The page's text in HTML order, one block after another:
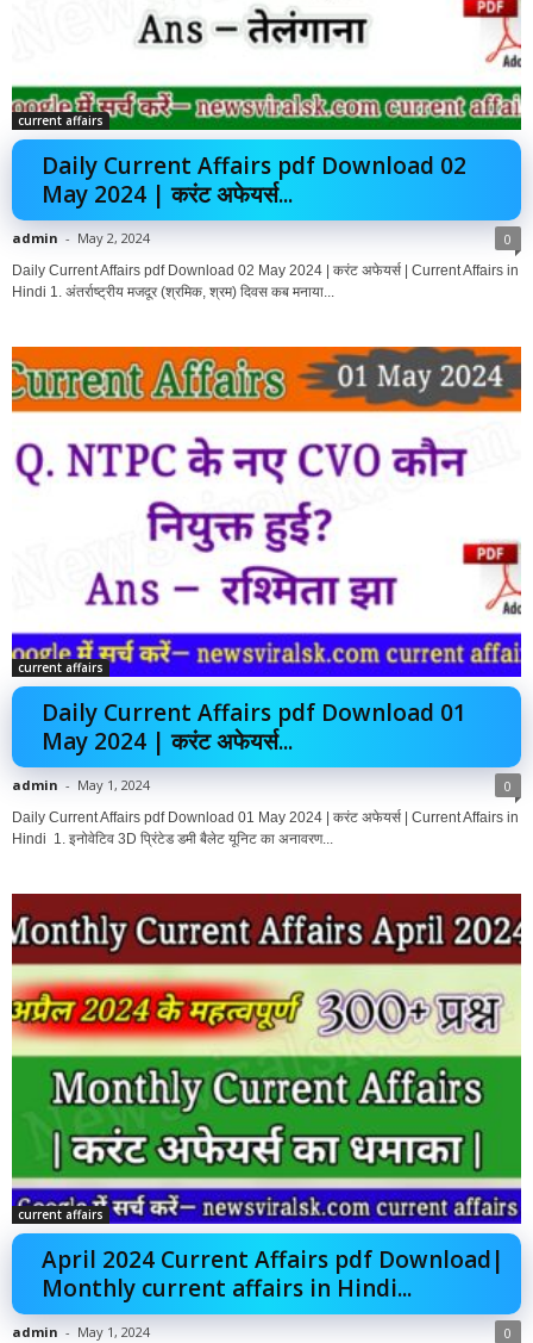
current affairs
Daily Current Affairs pdf Download 02
May 2024 | करंट अफेयर्स...
admin - May 2, 2024 0
Daily Current Affairs pdf Download 02 May 2024 | करंट अफेयर्स | Current Affairs in
Hindi 1. अंतर्राष्ट्रीय मजदूर (श्रमिक, श्रम) दिवस कब मनाया...
current affairs
Daily Current Affairs pdf Download 01
May 2024 | करंट अफेयर्स...
admin - May 1, 2024 0
Daily Current Affairs pdf Download 01 May 2024 | करंट अफेयर्स | Current Affairs in
Hindi 1. इनोवेटिव 3D प्रिंटेड डमी बैलेट यूनिट का अनावरण...
current affairs
April 2024 Current Affairs pdf Download|
Monthly current affairs in Hindi...
admin - May 1, 2024 0